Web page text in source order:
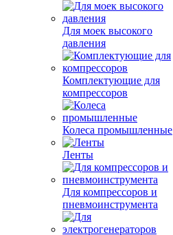
Для моек высокого
давления
Комплектующие для
компрессоров
Колеса промышленные
Ленты
Для компрессоров и
пневмоинструмента